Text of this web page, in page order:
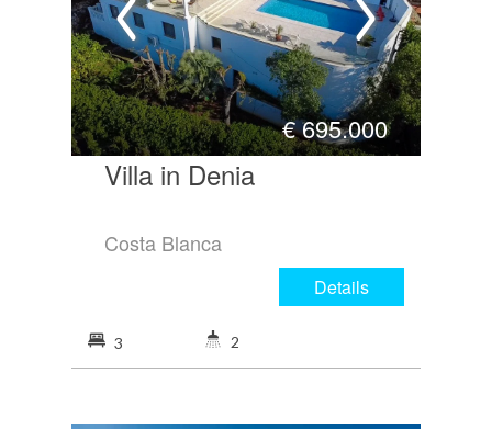
€695.000
Villa in Denia
Costa Blanca
Details
3 2